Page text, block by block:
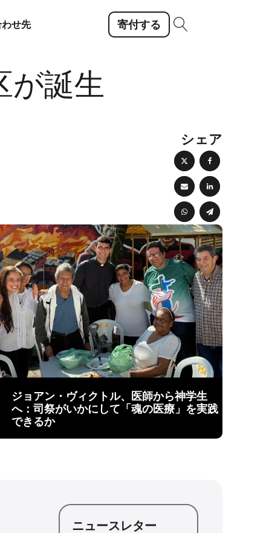
せ先 寄付する
が誕生
シェア
ジョアン・ヴィクトル、医師から神学生
へ：司祭がいかにして「魂の医療」を実践
できるか
ニュースレター